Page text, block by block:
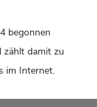
begonnen
zählt damit zu
im Internet.